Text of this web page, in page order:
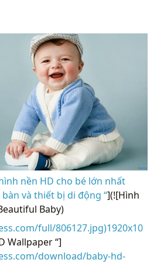
nền HD cho bé lớn nhất
và thiết bị di động “](![Hình
Baby)
full/806127.jpg)1920x10
Wallpaper “]
download/baby-hd-